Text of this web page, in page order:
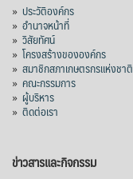
» ประวัติองค์กร
» อำนาจหน้าที่
» วิสัยทัศน์
» โครงสร้างขององค์กร
» สมาชิกสภาเกษตรกรแห่งชาติ
» คณะกรรมการ
» ผู้บริหาร
» ติดต่อเรา
ข่าวสารและกิจกรรม